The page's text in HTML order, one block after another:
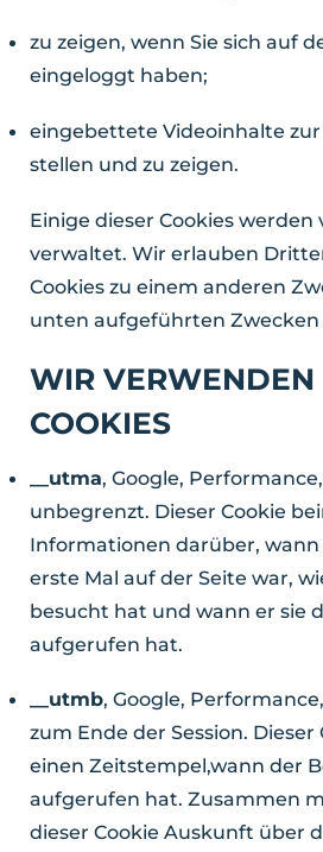
zu zeigen, wenn Sie sich auf
eingeloggt haben;
eingebettete Videoinhalte
stellen und zu zeigen.
Einige dieser Cookies
verwaltet. Wir erlauben
Cookies zu einem anderen
unten aufgeführten Zwecken
WIR VERWENDEN
COOKIES
__utma, Google,
unbegrenzt. Dieser Cookie
Informationen darüber, wann
erste Mal auf der Seite war,
besucht hat und wann er sie
aufgerufen hat.
__utmb, Google,
zum Ende der Session.
einen Zeitstempel,wann der
aufgerufen hat. Zusammen
dieser Cookie Auskunft über